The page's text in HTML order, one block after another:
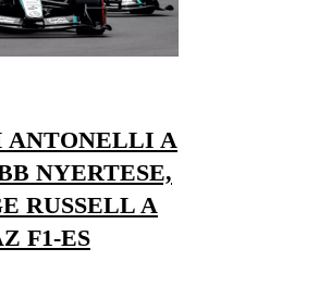
A
NYERTESE,
RUSSELL A
F1-ES